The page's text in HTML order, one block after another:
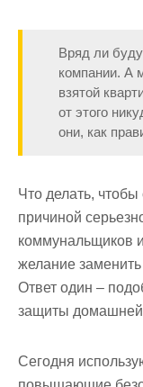
Вряд ли
компании. А
взятой
от этого
они, как
Что делать,
причиной
коммунальщиков
желание
Ответ один –
защиты домашней
Сегодня